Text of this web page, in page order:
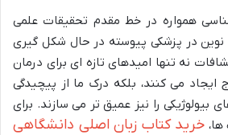
همواره در خط مقدم تحقیقات علمی
نوین در پزشکی پیوسته در حال شکل گیری
نه تنها امیدهای تازه ای برای درمان
ایجاد می کنند، بلکه درک ما از پیچیدگی
را نیز عمیق تر می سازند. برای
خرید کتاب زبان اصلی دانشگاهی